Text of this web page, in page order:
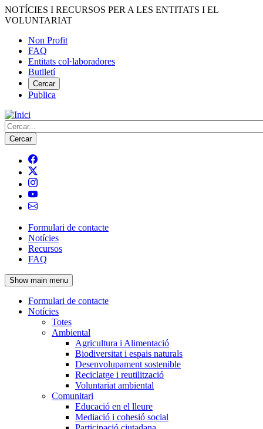
Vés
al
NOTÍCIES I RECURSOS PER A LES ENTITATS I EL
VOLUNTARIAT
Menú
del
compte
d'usuari
Non Profit
FAQ
Entitats col·laboradores
Butlletí
Cercar
Publica
Cerca
Navegació
principal
de
l'encapçalament
Formulari de contacte
Notícies
Recursos
FAQ
Show main menu
Navegació
principal
Formulari de contacte
Notícies
Totes
Ambiental
Agricultura i Alimentació
Biodiversitat i espais naturals
Desenvolupament sostenible
Reciclatge i reutilització
Voluntariat ambiental
Comunitari
Educació en el lleure
Mediació i cohesió social